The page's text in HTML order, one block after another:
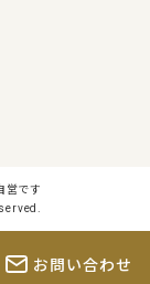
営です
お問い合わせ